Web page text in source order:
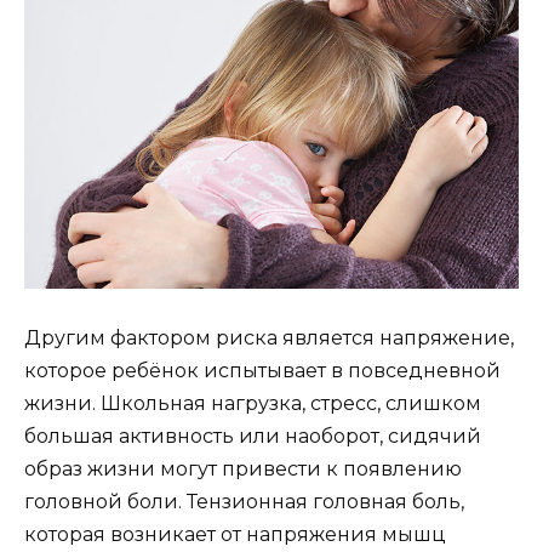
Другим фактором риска является напряжение,
которое ребёнок испытывает в повседневной
жизни. Школьная нагрузка, стресс, слишком
большая активность или наоборот, сидячий
образ жизни могут привести к появлению
головной боли. Тензионная головная боль,
которая возникает от напряжения мышц